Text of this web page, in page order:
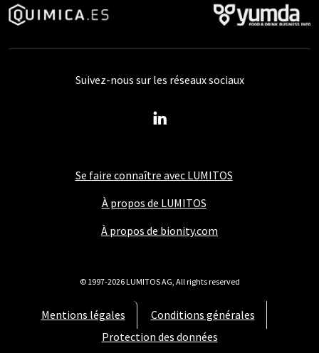
Se faire connaître avec LUMITOS
À propos de LUMITOS
À propos de bionity.com
Mentions légales
Conditions générales
Protection des données
Suivez-nous sur les réseaux sociaux
© 1997-2026 LUMITOS AG, All rights reserved